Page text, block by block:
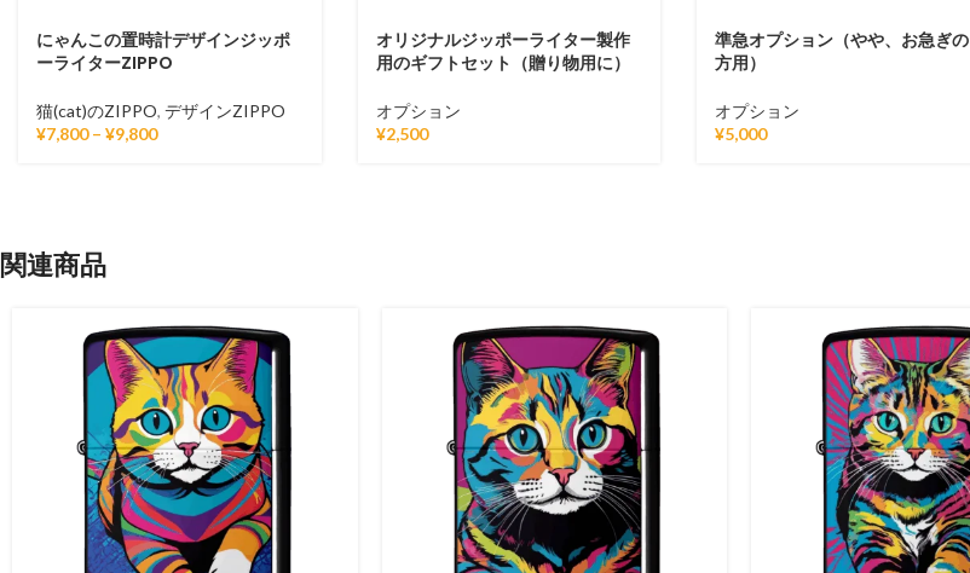
にゃんこの置時計デザインジッポ
ーライターZIPPO
猫(cat)のZIPPO, デザインZIPPO
¥7,800 – ¥9,800
オリジナルジッポーライター製作
用のギフトセット（贈り物用に）
オプション
¥2,500
準急オプション（やや、お急ぎの
方用）
オプション
¥5,000
関連商品